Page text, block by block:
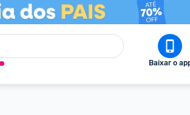
Baixar o